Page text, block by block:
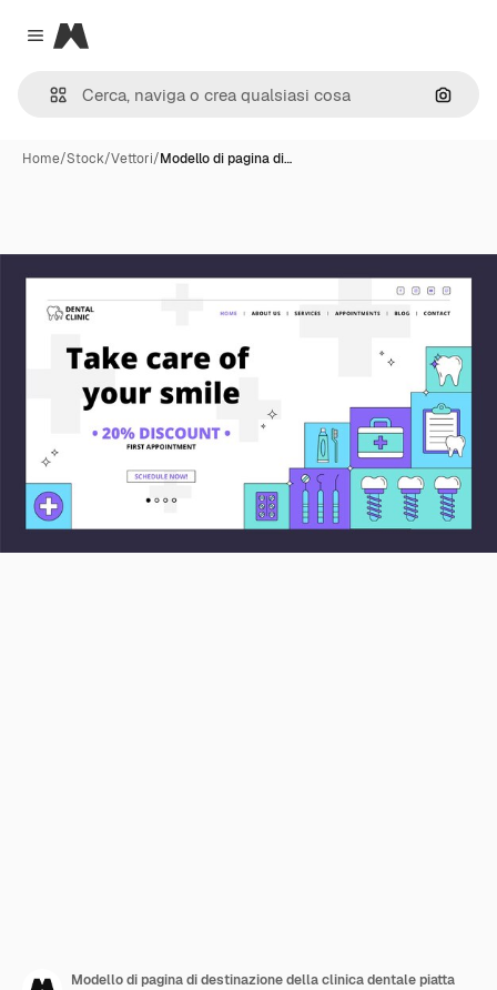
Close menu
Magnific
Cerca
Home/Stock/Vettori/Modello di pagina di…
Modello di pagina di destinazione della clinica dentale piatta